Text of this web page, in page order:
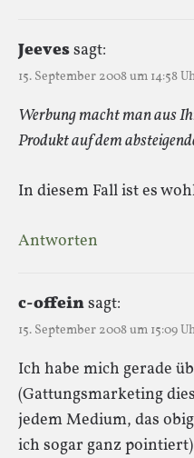
Jeevessagt:
15. September 2008 um 14:58
Werbung macht man aus
Produkt auf dem
In diesem Fall ist es
Antworten
c-offeinsagt:
15. September 2008 um 15:09
Ich habe mich gerade
(Gattungsmarketing
jedem Medium, das
ich sogar ganz